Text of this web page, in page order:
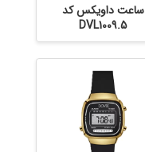
ساعت داویکس کد
DVL1009.5